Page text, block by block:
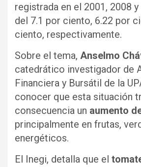
registrada en el 2001, 2008
del 7.1 por ciento, 6.22 por
ciento, respectivamente.
Sobre el tema, Anselmo
catedrático investigador de
Financiera y Bursátil de la
conocer que esta situación
consecuencia un aumento
principalmente en frutas,
energéticos.
El Inegi, detalla que el